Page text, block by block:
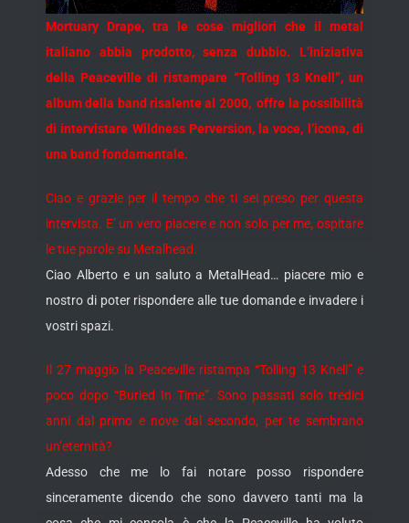
Mortuary Drape, tra le cose migliori che il metal
italiano abbia prodotto, senza dubbio. L’iniziativa
della Peaceville di ristampare “Tolling 13 Knell”, un
album della band risalente al 2000, offre la possibilità
di intervistare Wildness Perversion, la voce, l’icona, di
una band fondamentale.
Ciao e grazie per il tempo che ti sei preso per questa
intervista. E’ un vero piacere e non solo per me, ospitare
le tue parole su Metalhead.
Ciao Alberto e un saluto a MetalHead… piacere mio e
nostro di poter rispondere alle tue domande e invadere i
vostri spazi.
Il 27 maggio la Peaceville ristampa “Tolling 13 Knell” e
poco dopo “Buried In Time”. Sono passati solo tredici
anni dal primo e nove dal secondo, per te sembrano
un’eternità?
Adesso che me lo fai notare posso rispondere
sinceramente dicendo che sono davvero tanti ma la